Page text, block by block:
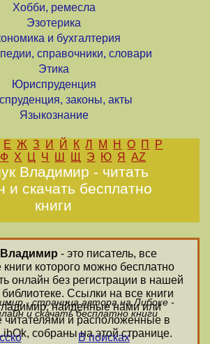
Хобби, ремесла
Эзотерика
и бухгалтерия
справочники, словари
Этика
Юриспруденция
законы, акты
Языкознание
Е Ж З И Й К Л М Н О П
Р
Ф Х Ц Ч Ш Щ Э Ю Я AZ
Владимир - читать
и скачать бесплатно
книги
- это писатель, все
которого можно бесплатно
онлайн без регистрации в нашей
Ссылки на все книги
найденные нами или
читателями и расположенные в
собраны на этой странице.
- страница автора на Либоке -
и скачать бесплатно книги
В поисках